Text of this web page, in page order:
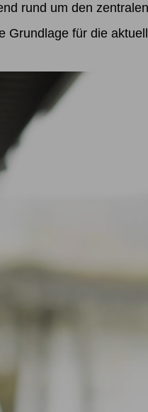
rund um den
Grundlage für die